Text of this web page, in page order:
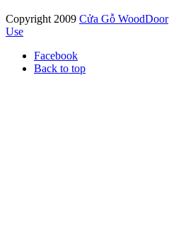
Copyright 2009 Cửa Gỗ WoodDoor
Use
Facebook
Back to top